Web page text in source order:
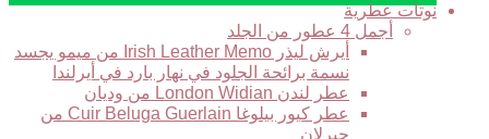
نوتات عطرية
أجمل 4 عطور من الجلد
أيرش ليذر Irish Leather Memo من ميمو يجسد
نسمة برائحة الجلود في نهار بارد في أيرلندا
عطر لندن London Widian من وديان
عطر كيور بيلوغا Cuir Beluga Guerlain من
جيرلان